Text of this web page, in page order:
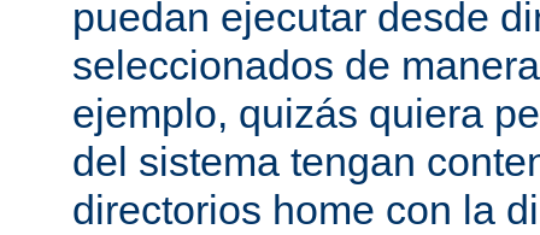
puedan ejecutar desde
seleccionados de
ejemplo, quizás quiera
del sistema tengan
directorios home con la